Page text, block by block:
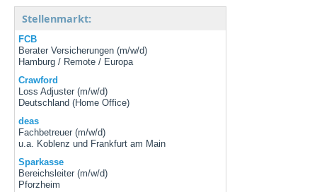
Stellenmarkt:
FCB
Berater Versicherungen (m/w/d)
Hamburg / Remote / Europa
Crawford
Loss Adjuster (m/w/d)
Deutschland (Home Office)
deas
Fachbetreuer (m/w/d)
u.a. Koblenz und Frankfurt am Main
Sparkasse
Bereichsleiter (m/w/d)
Pforzheim